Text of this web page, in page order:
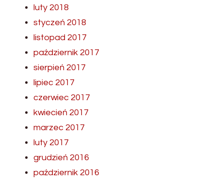
luty 2018
styczeń 2018
listopad 2017
październik 2017
sierpień 2017
lipiec 2017
czerwiec 2017
kwiecień 2017
marzec 2017
luty 2017
grudzień 2016
październik 2016